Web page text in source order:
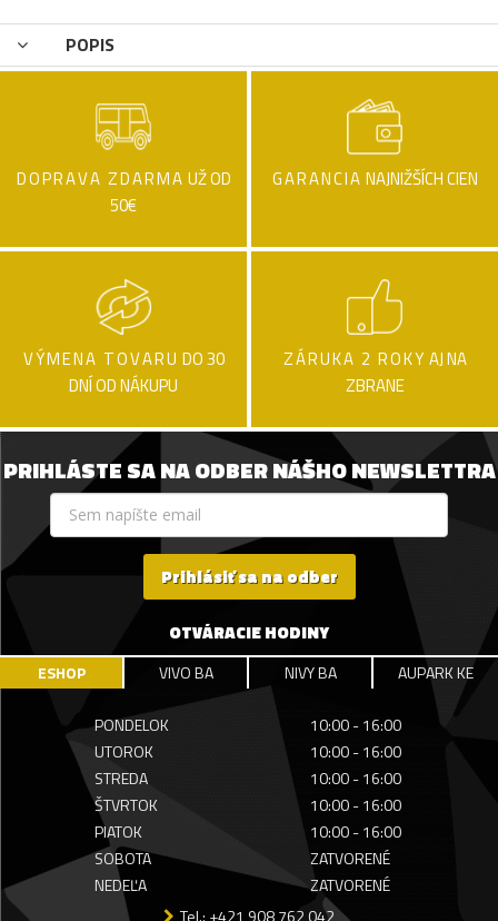
POPIS
DOPRAVA ZDARMA UŽ OD
50€
GARANCIA NAJNIŽŠÍCH CIEN
VÝMENA TOVARU DO 30
DNÍ OD NÁKUPU
ZÁRUKA 2 ROKY AJ NA
ZBRANE
PRIHLÁSTE SA NA ODBER NÁŠHO NEWSLETTRA
Prihlásiť sa na odber
OTVÁRACIE HODINY
ESHOP VIVO BA NIVY BA AUPARK KE
PONDELOK
10:00 - 16:00
UTOROK
10:00 - 16:00
STREDA
10:00 - 16:00
ŠTVRTOK
10:00 - 16:00
PIATOK
10:00 - 16:00
SOBOTA
ZATVORENÉ
NEDEĽA
ZATVORENÉ